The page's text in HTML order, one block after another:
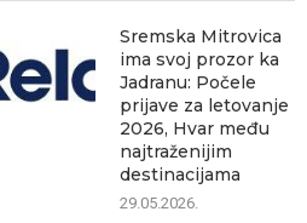
saobraćaj: Za
U toku
Sremska Mitrovica
ima svoj prozor ka
Jadranu: Počele
prijave za letovanje
2026, Hvar među
najtraženijim
destinacijama
29.05.2026.